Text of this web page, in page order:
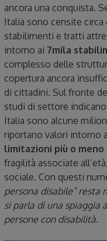
ancora una conquista.
Italia sono censite circa
stabilimenti e tratti
intorno ai 7mila
complesso delle
copertura ancora
di cittadini. Sul fronte
studi di settore
Italia sono alcune
riportano valori intorno
limitazioni più o meno
fragilità associate
sociale. Con questi
persona disabile”
si parla di una spiaggia
persone con disabilità.